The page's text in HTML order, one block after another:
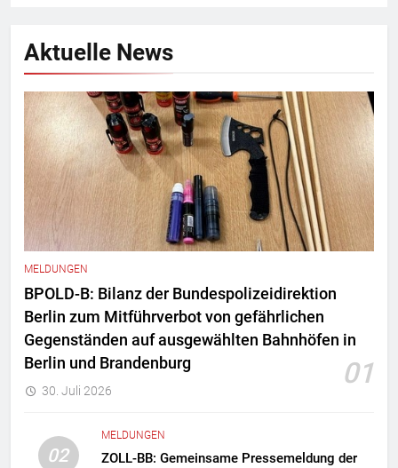
Aktuelle News
MELDUNGEN
BPOLD-B: Bilanz der Bundespolizeidirektion
Berlin zum Mitführverbot von gefährlichen
Gegenständen auf ausgewählten Bahnhöfen in
Berlin und Brandenburg
01
30. Juli 2026
02
MELDUNGEN
ZOLL-BB: Gemeinsame Pressemeldung der